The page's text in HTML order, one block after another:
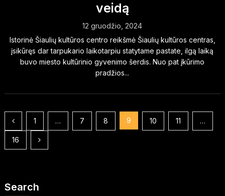
veidą
12 gruodžio, 2024
Istorinė Šiaulių kultūros centro reikšmė Šiaulių kultūros centras,
įsikūręs dar tarpukario laikotarpiu statytame pastate, ilgą laiką
buvo miesto kultūrinio gyvenimo šerdis. Nuo pat įkūrimo
pradžios...
Įrašų
puslapiavimas
1 … 7 8 9 10 11 …
16
Search